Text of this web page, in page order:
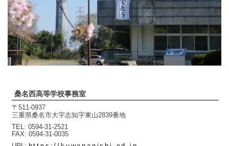
桑名西高等学校事務室
〒511-0937
三重県桑名市大字志知字東山2839番地
TEL
0594-31-2521
FAX
0594-31-0035